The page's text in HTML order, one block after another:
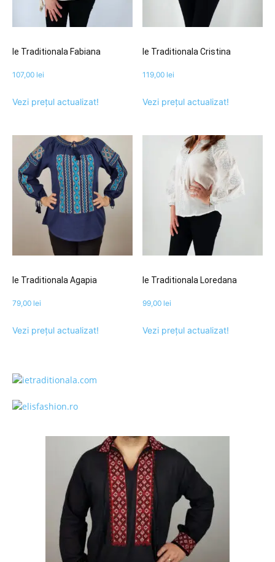
Ie Traditionala Fabiana
107,00 lei
Vezi prețul actualizat!
Ie Traditionala Cristina
119,00 lei
Vezi prețul actualizat!
Ie Traditionala Agapia
79,00 lei
Vezi prețul actualizat!
Ie Traditionala Loredana
99,00 lei
Vezi prețul actualizat!